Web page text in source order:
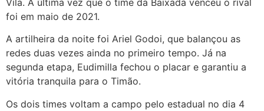
foi em maio de 2021.
A artilheira da noite foi Ariel Godoi, que balançou as
redes duas vezes ainda no primeiro tempo. Já na
segunda etapa, Eudimilla fechou o placar e garantiu a
vitória tranquila para o Timão.
Os dois times voltam a campo pelo estadual no dia 4